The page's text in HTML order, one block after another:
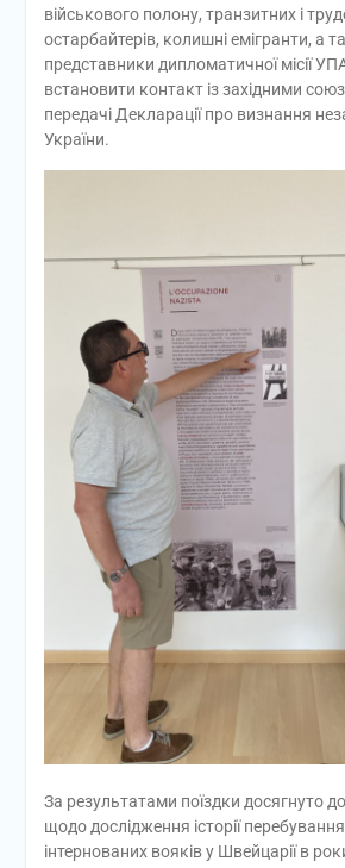
військового полону, транзитних і
остарбайтерів, колишні емігранти, а
представники дипломатичної місії
встановити контакт із західними
передачі Декларації про визнання
України.
За результатами поїздки досягнуто
щодо дослідження історії
інтернованих вояків у Швейцарії в